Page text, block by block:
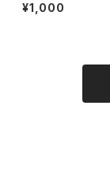
¥1,000